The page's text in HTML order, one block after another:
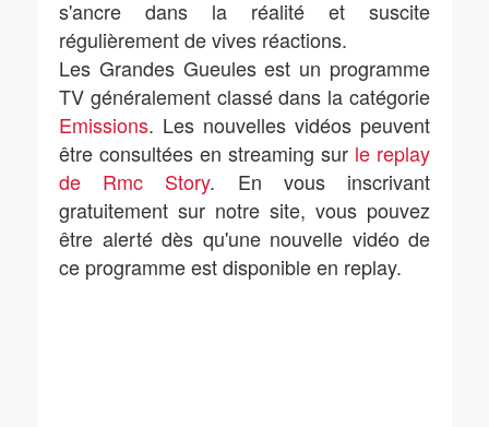
s'ancre dans la réalité et suscite
régulièrement de vives réactions.
Les Grandes Gueules est un programme
TV généralement classé dans la catégorie
Emissions. Les nouvelles vidéos peuvent
être consultées en streaming sur le replay
de Rmc Story. En vous inscrivant
gratuitement sur notre site, vous pouvez
être alerté dès qu'une nouvelle vidéo de
ce programme est disponible en replay.